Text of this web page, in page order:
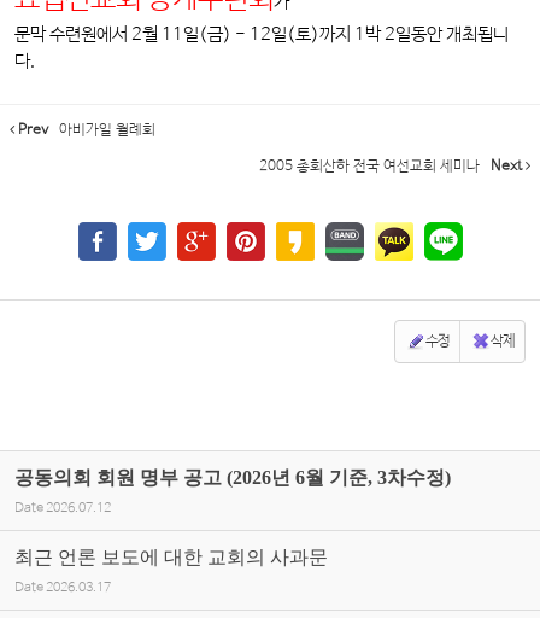
문막 수련원에서 2월 11일(금) - 12일(토)까지 1박 2일동안 개최됩니
다.
Prev 아비가일 월례회
2005 총회산하 전국 여선교회 세미나 Next
수정 삭제
공동의회 회원 명부 공고 (2026년 6월 기준, 3차수정)
Date 2026.07.12
최근 언론 보도에 대한 교회의 사과문
Date 2026.03.17